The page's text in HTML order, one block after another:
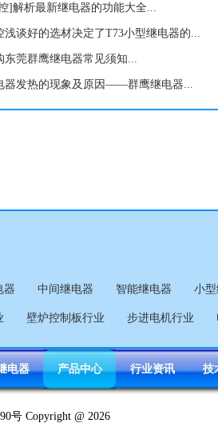
]解析最新继电器的功能大全...
浅谈好的选材决定了T73小型继电器的...
东莞群鹰继电器常见须知...
器发热的现象及原因——群鹰继电器...
器 中间继电器 智能继电器 小
壁炉控制板行业 步进电机行业
电器 产品中心 行业资讯 技
号 Copyright @ 2026